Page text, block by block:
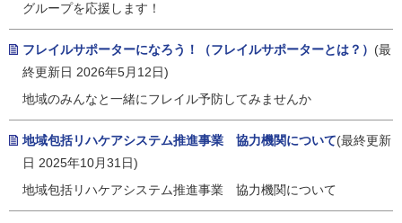
グループを応援します！
フレイルサポーターになろう！（フレイルサポーターとは？） (最
終更新日 2026年5月12日)
地域のみんなと一緒にフレイル予防してみませんか
地域包括リハケアシステム推進事業 協力機関について(最終更新
日 2025年10月31日)
地域包括リハケアシステム推進事業 協力機関について